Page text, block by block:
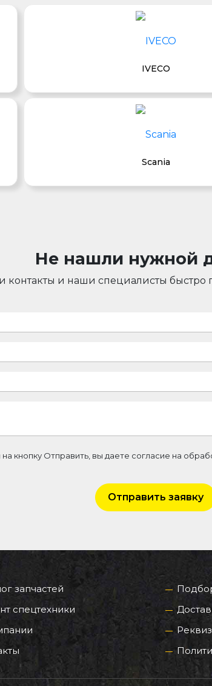
IVECO
Scania
Не нашли нужной
контакты и наши специалисты быстро
кнопку Отправить, вы даете согласие на
Отправить заявку
запчастей
спецтехники